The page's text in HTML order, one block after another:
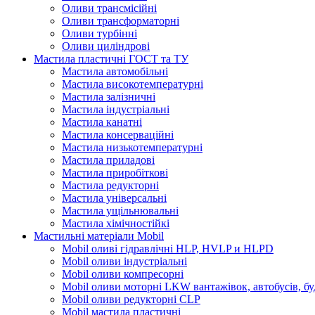
Оливи трансмісійні
Оливи трансформаторні
Оливи турбінні
Оливи циліндрові
Мастила пластичні ГОСТ та ТУ
Мастила автомобільні
Мастила високотемпературні
Мастила залізничні
Мастила індустріальні
Мастила канатні
Мастила консерваційні
Мастила низькотемпературні
Мастила приладові
Мастила приробіткові
Мастила редукторні
Мастила універсальні
Мастила ущільнювальні
Мастила хімічностійкі
Мастильні матеріали Mobil
Mobil оливі гідравлічні HLP, HVLP и HLPD
Mobil оливи індустріальні
Mobil оливи компресорні
Mobil оливи моторні LKW вантажівок, автобусів,
Mobil оливи редукторні CLP
Mobil мастила пластичні